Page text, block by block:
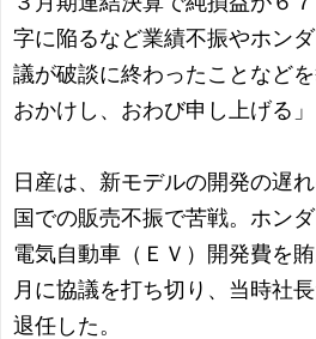
字に陥るなど業績不振やホン
議が破談に終わったことなど
おかけし、おわび申し上げる」
日産は、新モデルの開発の遅
国での販売不振で苦戦。ホン
電気自動車（ＥＶ）開発費を
月に協議を打ち切り、当時社
退任した。